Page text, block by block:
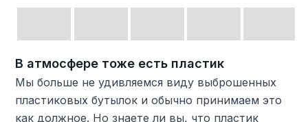
В атмосфере тоже есть пластик
Мы больше не удивляемся виду выброшенных
пластиковых бутылок и обычно принимаем это
как должное. Но знаете ли вы, что пластик